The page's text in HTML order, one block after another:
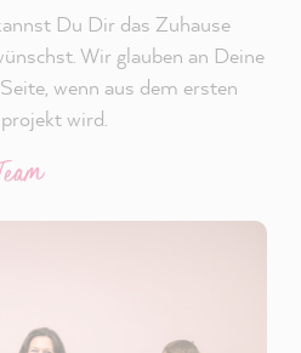
Du Dir das Zuhause
Wir glauben an Deine
wenn aus dem ersten
wird.